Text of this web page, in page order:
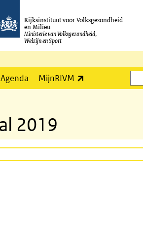
Rijksinstituut voor Volksgezondheid
en Milieu
Ministerie van Volksgezondheid,
Welzijn en Sport
Agenda MijnRIVM
Zoeken
2019